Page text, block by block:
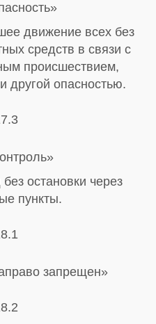
движение всех без
средств в связи с
происшествием,
другой опасностью.
остановки через
пункты.
запрещен»